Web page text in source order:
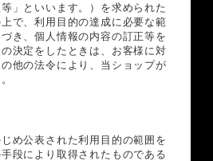
」といいます。）を求められた
で、利用目的の達成に必要な範
き、個人情報の内容の訂正等を
決定をしたときは、お客様に対
他の法令により、当ショップが
め公表された利用目的の範囲を
段により取得されたものである